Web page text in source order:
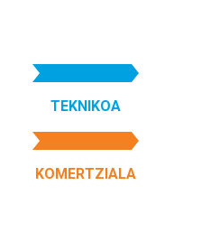
TEKNIKOA
KOMERTZIALA